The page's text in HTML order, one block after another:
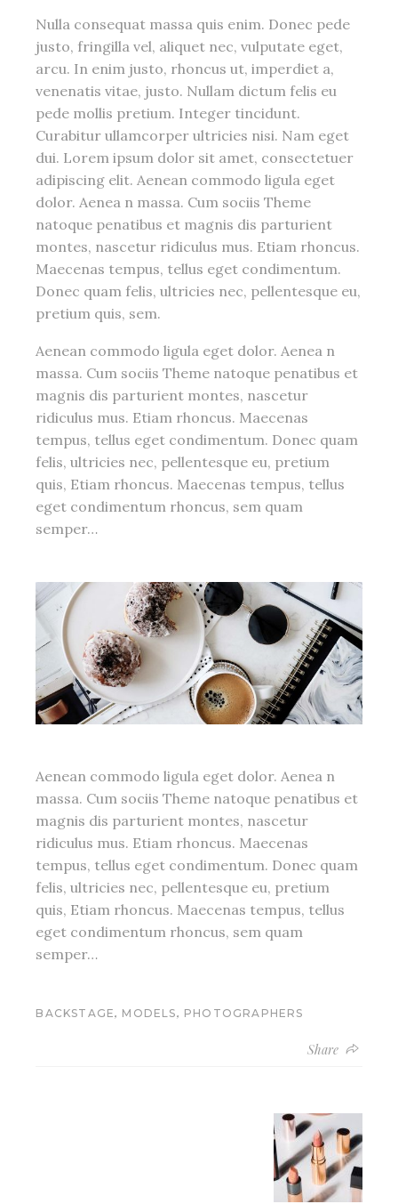
Nulla consequat massa quis enim. Donec pede
justo, fringilla vel, aliquet nec, vulputate eget,
arcu. In enim justo, rhoncus ut, imperdiet a,
venenatis vitae, justo. Nullam dictum felis eu
pede mollis pretium. Integer tincidunt.
Curabitur ullamcorper ultricies nisi. Nam eget
dui. Lorem ipsum dolor sit amet, consectetuer
adipiscing elit. Aenean commodo ligula eget
dolor. Aenea n massa. Cum sociis Theme
natoque penatibus et magnis dis parturient
montes, nascetur ridiculus mus. Etiam rhoncus.
Maecenas tempus, tellus eget condimentum.
Donec quam felis, ultricies nec, pellentesque eu,
pretium quis, sem.
Aenean commodo ligula eget dolor. Aenea n
massa. Cum sociis Theme natoque penatibus et
magnis dis parturient montes, nascetur
ridiculus mus. Etiam rhoncus. Maecenas
tempus, tellus eget condimentum. Donec quam
felis, ultricies nec, pellentesque eu, pretium
quis, Etiam rhoncus. Maecenas tempus, tellus
eget condimentum rhoncus, sem quam
semper…
Aenean commodo ligula eget dolor. Aenea n
massa. Cum sociis Theme natoque penatibus et
magnis dis parturient montes, nascetur
ridiculus mus. Etiam rhoncus. Maecenas
tempus, tellus eget condimentum. Donec quam
felis, ultricies nec, pellentesque eu, pretium
quis, Etiam rhoncus. Maecenas tempus, tellus
eget condimentum rhoncus, sem quam
semper…
BACKSTAGE, MODELS, PHOTOGRAPHERS
Share